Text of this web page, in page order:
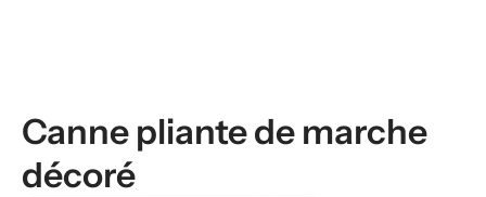
Canne pliante de marche
décoré